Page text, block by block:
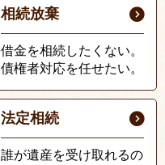
相続放棄
借金を相続したくない。
債権者対応を任せたい。
法定相続
誰が遺産を受け取れるの